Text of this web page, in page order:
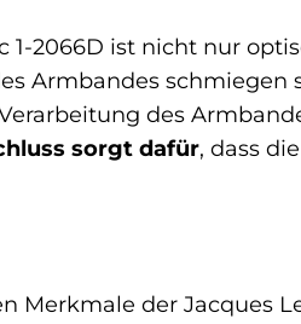
1-2066D ist nicht nur
Armbandes schmiegen
des
sorgt dafür, dass
Merkmale der Jacques